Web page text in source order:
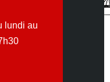
lundi au